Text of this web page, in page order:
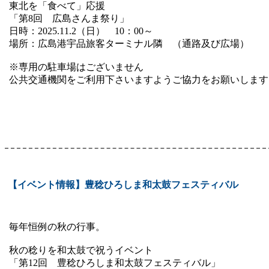
東北を「食べて」応援
「第8回 広島さんま祭り」
日時：2025.11.2（日） 10：00～
場所：広島港宇品旅客ターミナル隣 （通路及び広場）
※専用の駐車場はございません
公共交通機関をご利用下さいますようご協力をお願いしま
【イベント情報】豊稔ひろしま和太鼓フェスティバル
毎年恒例の秋の行事。
秋の稔りを和太鼓で祝うイベント
「第12回 豊稔ひろしま和太鼓フェスティバル」